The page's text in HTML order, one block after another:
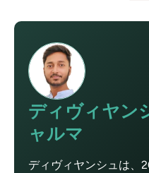
ディヴィヤン
ャルマ
ディヴィヤンシュは、